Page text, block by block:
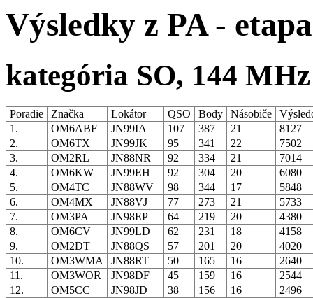
Výsledky z PA -
kategória SO, 144 MHz
Poradie Značka Lokátor QSO Body Násobiče
1.
OM6ABF JN99IA 107 387 21
8127
2.
OM6TX JN99JK 95 341 22
7502
3.
OM2RL JN88NR 92 334 21
7014
4.
OM6KW JN99EH 92 304 20
6080
5.
OM4TC JN88WV 98 344 17
5848
6.
OM4MX JN88VJ 77 273 21
5733
7.
OM3PA JN98EP 64 219 20
4380
8.
OM6CV JN99LD 62 231 18
4158
9.
OM2DT JN88QS 57 201 20
4020
10.
OM3WMA JN88RT 50 165 16
2640
11.
OM3WOR JN98DF 45 159 16
2544
12.
OM5CC JN98JD 38 156 16
2496